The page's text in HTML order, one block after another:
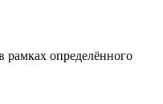
рамках определённого